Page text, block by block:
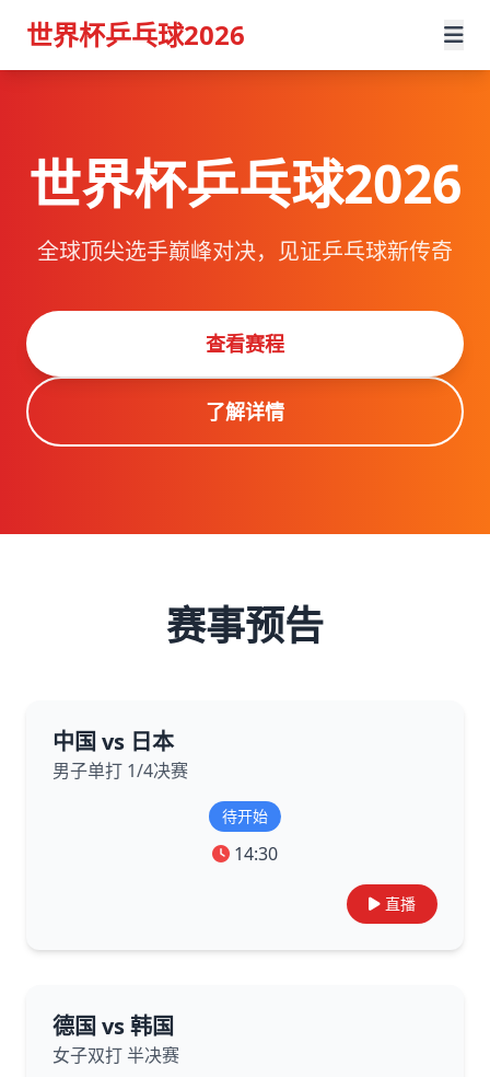
世界杯乒乓球2026
世界杯乒乓球2026
全球顶尖选手巅峰对决，见证乒乓球新传奇
查看赛程
了解详情
赛事预告
中国 vs 日本
男子单打 1/4决赛
待开始
14:30
直播
德国 vs 韩国
女子双打 半决赛